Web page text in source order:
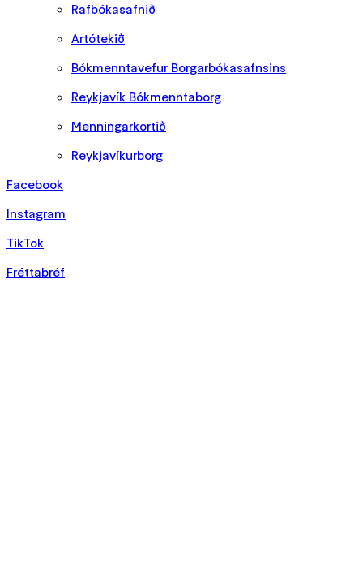
Rafbókasafnið
Artótekið
Bókmenntavefur Borgarbókasafnsins
Reykjavík Bókmenntaborg
Menningarkortið
Reykjavíkurborg
Facebook
Instagram
TikTok
Fréttabréf